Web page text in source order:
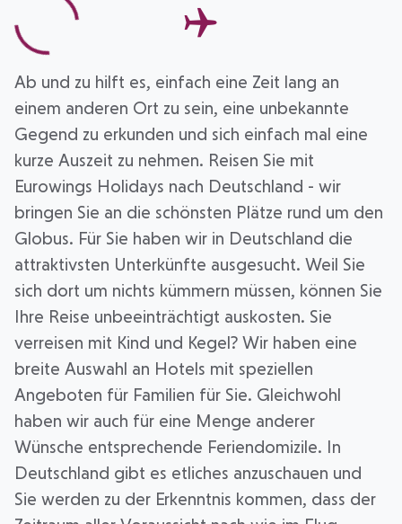
Ab und zu hilft es, einfach eine Zeit lang an
einem anderen Ort zu sein, eine unbekannte
Gegend zu erkunden und sich einfach mal eine
kurze Auszeit zu nehmen. Reisen Sie mit
Eurowings Holidays nach Deutschland - wir
bringen Sie an die schönsten Plätze rund um den
Globus. Für Sie haben wir in Deutschland die
attraktivsten Unterkünfte ausgesucht. Weil Sie
sich dort um nichts kümmern müssen, können Sie
Ihre Reise unbeeinträchtigt auskosten. Sie
verreisen mit Kind und Kegel? Wir haben eine
breite Auswahl an Hotels mit speziellen
Angeboten für Familien für Sie. Gleichwohl
haben wir auch für eine Menge anderer
Wünsche entsprechende Feriendomizile. In
Deutschland gibt es etliches anzuschauen und
Sie werden zu der Erkenntnis kommen, dass der